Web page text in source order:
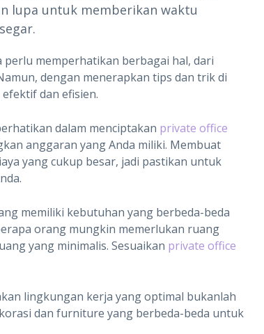
lupa untuk memberikan waktu
perlu memperhatikan berbagai hal, dari
dengan menerapkan tips dan trik di
dan efisien.
dalam menciptakan private office
anggaran yang Anda miliki. Membuat
yang cukup besar, jadi pastikan untuk
memiliki kebutuhan yang berbeda-beda
orang mungkin memerlukan ruang
yang minimalis. Sesuaikan private office
lingkungan kerja yang optimal bukanlah
dan furniture yang berbeda-beda untuk